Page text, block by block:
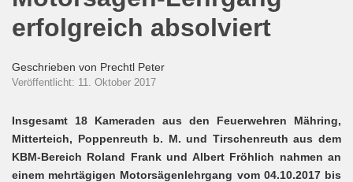
erfolgreich absolviert
Geschrieben von Prechtl Peter
Veröffentlicht: 11. Oktober 2017
Insgesamt 18 Kameraden aus den Feuerwehren Mähring,
Mitterteich, Poppenreuth b. M. und Tirschenreuth aus dem
KBM-Bereich Roland Frank und Albert Fröhlich nahmen an
einem mehrtägigen Motorsägenlehrgang vom 04.10.2017 bis